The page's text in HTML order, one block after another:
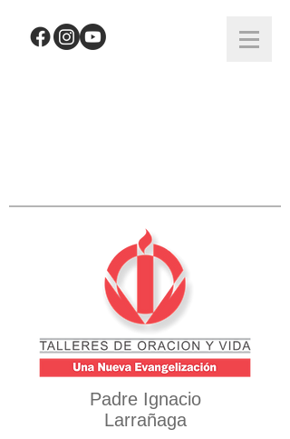
Padre Ignacio
Larrañaga